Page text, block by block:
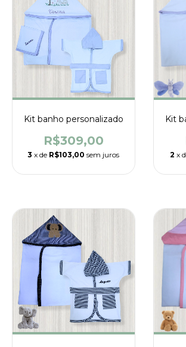
Kit banho personalizado
R$309,00
3 x de R$103,00 sem juros
Kit
2 x